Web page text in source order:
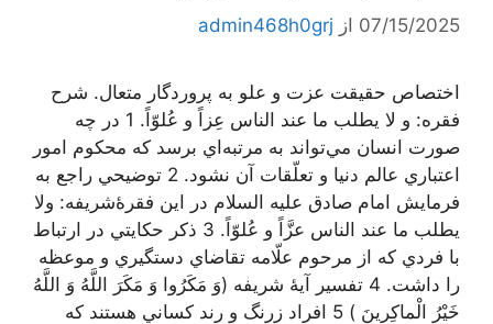
07/15/2025 از admin468h0grj
اختصاص حقيقت عزت و علو به پروردگار متعال. شرح
فقره: و لا يطلب ما عند الناس عِزاً و عُلوّاً. 1 در چه
صورت انسان مي‌تواند به مرتبه‌اي برسد كه محكوم امور
اعتباري عالم دنيا و تعلّقات آن نشود. 2 توضيحي راجع به
فرمايش امام صادق عليه السلام در اين فقرۀشريفه: ولا
يطلب ما عند الناس عزَّاً و عُلوّاً. 3 ذكر حكايتي در ارتباط
با فردي كه از مرحوم علّامه تقاضاي دستگيري و موعظه
را داشت. 4 تفسير آيۀ شريفه (وَ مَكَرُوا وَ مَكَرَ اللَّهُ وَ اللَّهُ
خَيْرُ الْماكِرينَ ) 5 افراد زرنگ و رند كساني هستند كه